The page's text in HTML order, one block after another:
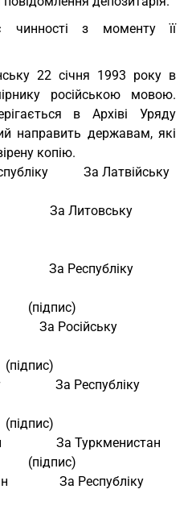
чинності з моменту її
22 січня 1993 року в
російською мовою.
в Архіві Уряду
направить державам, які
копію.
(підпис)
                                                 (підпис)
                                                 (підпис)
За Туркменистан
(підпис)